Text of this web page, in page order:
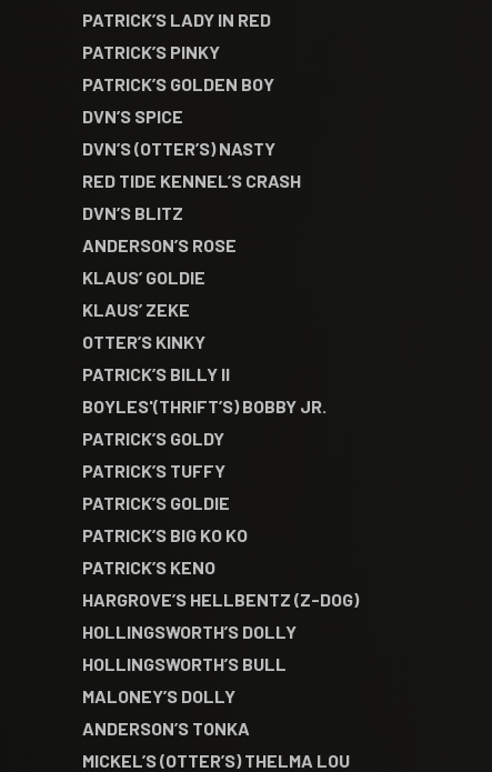
PATRICK’S LADY IN RED
PATRICK’S PINKY
PATRICK’S GOLDEN BOY
DVN’S SPICE
DVN’S (OTTER’S) NASTY
RED TIDE KENNEL’S CRASH
DVN’S BLITZ
ANDERSON’S ROSE
KLAUS’ GOLDIE
KLAUS’ ZEKE
OTTER’S KINKY
PATRICK’S BILLY II
BOYLES'(THRIFT’S) BOBBY JR.
PATRICK’S GOLDY
PATRICK’S TUFFY
PATRICK’S GOLDIE
PATRICK’S BIG KO KO
PATRICK’S KENO
HARGROVE’S HELLBENTZ (Z-DOG)
HOLLINGSWORTH’S DOLLY
HOLLINGSWORTH’S BULL
MALONEY’S DOLLY
ANDERSON’S TONKA
MICKEL’S (OTTER’S) THELMA LOU